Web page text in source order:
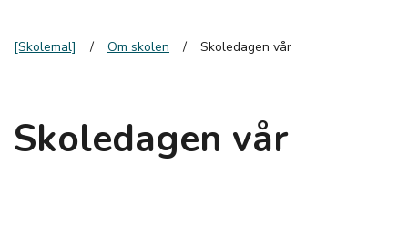
[Skolemal] Om skolen Skoledagen vår
Skoledagen vår